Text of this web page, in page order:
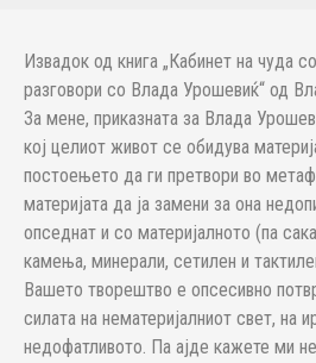
Извадок од книга „Кабинет на чуда
разговори со Влада Урошевиќ“ од
За мене, приказната за Влада
кој целиот живот се обидува
постоењето да ги претвори во
материјата да ја замени за она
опседнат и со материјалното (па
камења, минерали, сетилен и
Вашето творештво е опсесивно
силата на нематеријалниот свет, на
недофатливото. Па ајде кажете ми